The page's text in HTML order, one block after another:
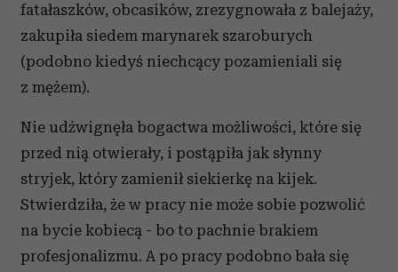
fatałaszków, obcasików, zrezygnowała z balejaży,
zakupiła siedem marynarek szaroburych
(podobno kiedyś niechcący pozamieniali się
z mężem).
Nie udźwignęła bogactwa możliwości, które się
przed nią otwierały, i postąpiła jak słynny
stryjek, który zamienił siekierkę na kijek.
Stwierdziła, że w pracy nie może sobie pozwolić
na bycie kobiecą - bo to pachnie brakiem
profesjonalizmu. A po pracy podobno bała się